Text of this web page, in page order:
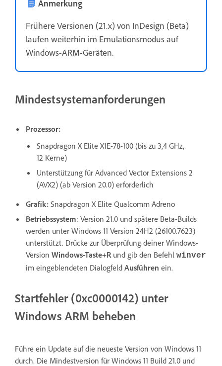
Anmerkung
Frühere Versionen (21.x) von InDesign (Beta)
laufen weiterhin im Emulationsmodus auf
Windows-ARM-Geräten.
Mindestsystemanforderungen
Prozessor:
Snapdragon X Elite X1E-78-100 (bis zu 3,4 GHz,
12 Kerne)
Unterstützung für Advanced Vector Extensions 2
(AVX2) (ab Version 20.0) erforderlich
Grafik: Snapdragon X Elite Qualcomm Adreno
Betriebssystem: Version 21.0 und spätere Beta-Builds
werden unter Windows 11 Version 24H2 (26100.7623)
unterstützt. Drücke zur Überprüfung deiner Windows-
Version Windows-Taste+R und gib den Befehl winver
im eingeblendeten Dialogfeld Ausführen ein.
Startfehler (0xc0000142) unter
Windows ARM beheben
Führe ein Update auf die neueste Version von Windows 11
durch. Die Mindestversion für Windows 11 Build 21.0 und